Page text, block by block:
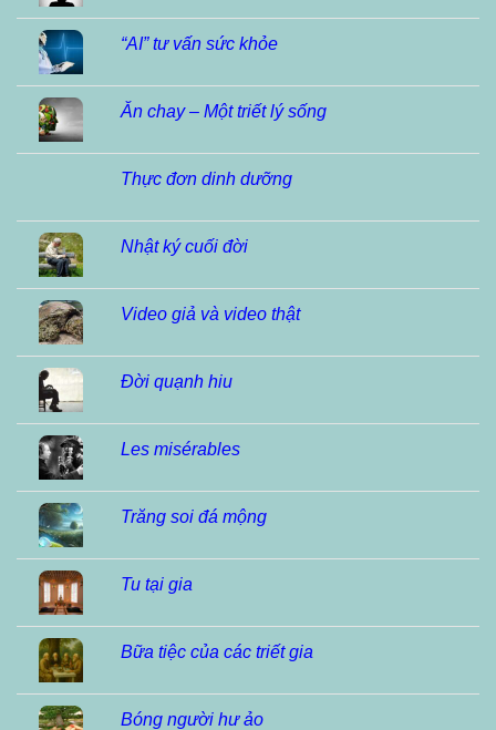
“AI” tư vấn sức khỏe
Ăn chay – Một triết lý sống
Thực đơn dinh dưỡng
Nhật ký cuối đời
Video giả và video thật
Đời quạnh hiu
Les misérables
Trăng soi đá mộng
Tu tại gia
Bữa tiệc của các triết gia
Bóng người hư ảo